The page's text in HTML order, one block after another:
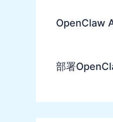
OpenClaw
部署